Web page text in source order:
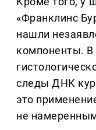
«Франклинс
нашли
компоненты. В
следы ДНК
это
не